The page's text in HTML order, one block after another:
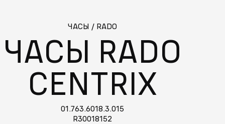
ЧАСЫ / RADO
ЧАСЫ RADO
CENTRIX
01.763.6018.3.015
R30018152